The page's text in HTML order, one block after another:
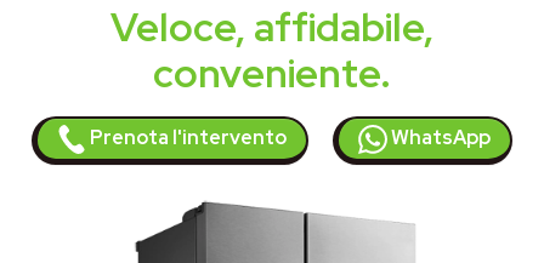
Veloce, affidabile,
conveniente.
Prenota l'intervento WhatsApp